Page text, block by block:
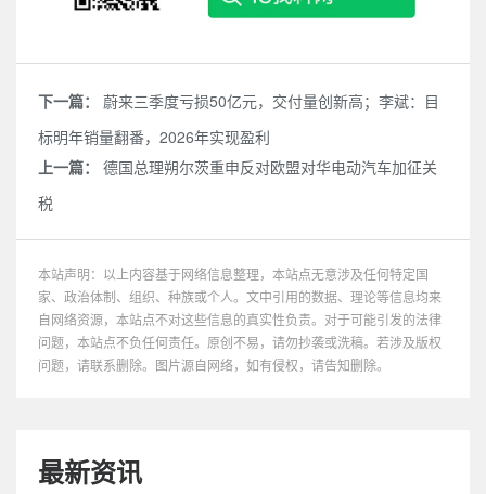
下一篇：
蔚来三季度亏损50亿元，交付量创新高；李斌：目
标明年销量翻番，2026年实现盈利
上一篇：
德国总理朔尔茨重申反对欧盟对华电动汽车加征关
税
本站声明：以上内容基于网络信息整理，本站点无意涉及任何特定国
家、政治体制、组织、种族或个人。文中引用的数据、理论等信息均来
自网络资源，本站点不对这些信息的真实性负责。对于可能引发的法律
问题，本站点不负任何责任。原创不易，请勿抄袭或洗稿。若涉及版权
问题，请联系删除。图片源自网络，如有侵权，请告知删除。
最新资讯